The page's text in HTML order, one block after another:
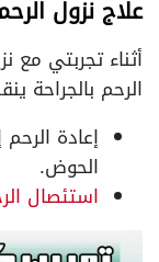
علاج نزول
أثناء تجربتي مع
الرحم بالجراحة
إعادة
الحوض.
استئصال